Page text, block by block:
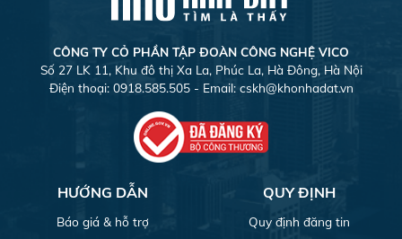
CÔNG TY CỎ PHẦN TẬP ĐOÀN CÔNG NGHỆ VICO
Số 27 LK 11, Khu đô thị Xa La, Phúc La, Hà Đông, Hà Nội
Điện thoại: 0918.585.505 - Email: cskh@khonhadat.vn
HƯỚNG DẪN
Báo giá & hỗ trợ
QUY ĐỊNH
Quy định đăng tin